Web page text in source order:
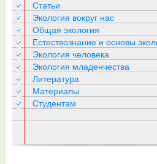
Статьи
Экология вокруг нас
Общая экология
Естествознание и основы
Экология человека
Экология младенчества
Литература
Материалы
Студентам